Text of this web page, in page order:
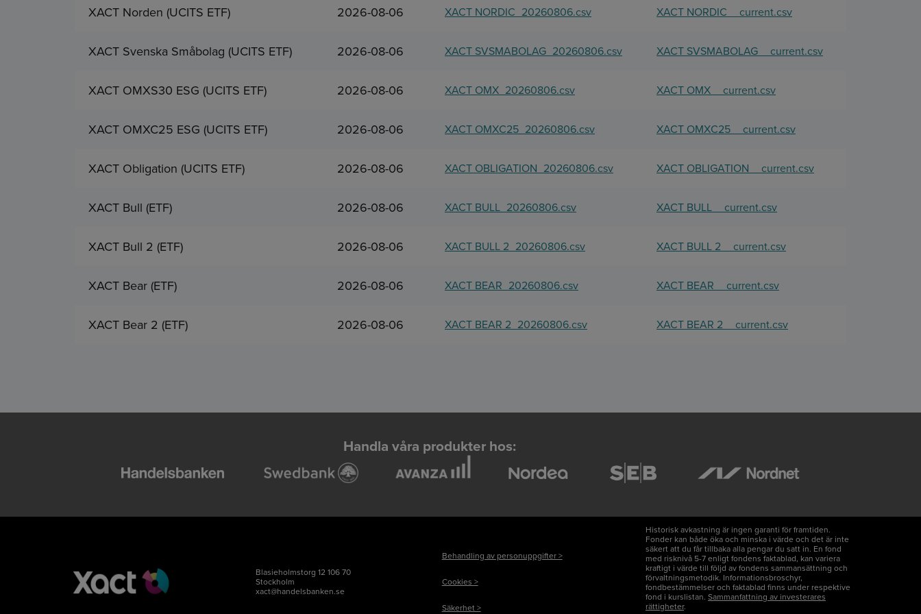
XACT Norden (UCITS ETF) 2026-08-06 XACT NORDIC_20260806.csv XACT NORDIC__current.csv
XACT Svenska Småbolag (UCITS ETF) 2026-08-06 XACT SVSMABOLAG_20260806.csv XACT SVSMABOLAG__current.csv
XACT OMXS30 ESG (UCITS ETF) 2026-08-06 XACT OMX_20260806.csv XACT OMX__current.csv
XACT OMXC25 ESG (UCITS ETF) 2026-08-06 XACT OMXC25_20260806.csv XACT OMXC25__current.csv
XACT Obligation (UCITS ETF) 2026-08-06 XACT OBLIGATION_20260806.csv XACT OBLIGATION__current.csv
XACT Bull (ETF) 2026-08-06 XACT BULL_20260806.csv XACT BULL__current.csv
XACT Bull 2 (ETF) 2026-08-06 XACT BULL 2_20260806.csv XACT BULL 2__current.csv
XACT Bear (ETF) 2026-08-06 XACT BEAR_20260806.csv XACT BEAR__current.csv
XACT Bear 2 (ETF) 2026-08-06 XACT BEAR 2_20260806.csv XACT BEAR 2__current.csv
Handla våra produkter hos:
Blasieholmstorg 12 106 70
Stockholm
xact@handelsbanken.se
Behandling av personuppgifter >
Cookies >
Säkerhet >
Historisk avkastning är ingen garanti för framtiden.
Fonder kan både öka och minska i värde och det är inte
säkert att du får tillbaka alla pengar du satt in. En fond
med risknivå 5-7 enligt fondens faktablad, kan variera
kraftigt i värde till följd av fondens sammansättning och
förvaltningsmetodik. Informationsbroschyr,
fondbestämmelser och faktablad finns under respektive
fond i kurslistan. Sammanfattning av investerares
rättigheter.